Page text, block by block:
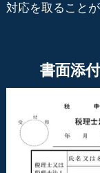
対応を取ることが
書面添